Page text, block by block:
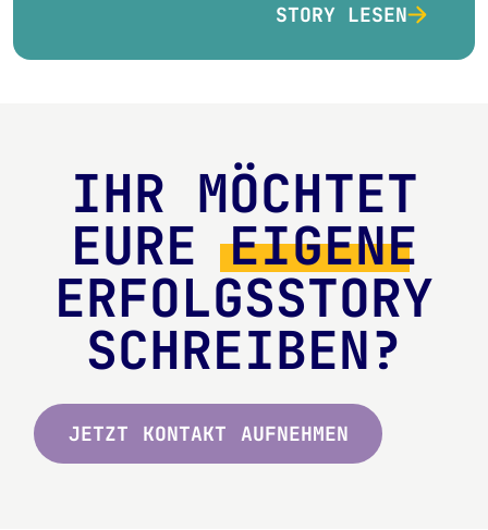
STORY LESEN
IHR MÖCHTET
EUREEIGENE
ERFOLGSSTORY
SCHREIBEN?
JETZT KONTAKT AUFNEHMEN